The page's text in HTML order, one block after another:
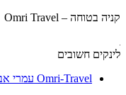
קניה בטוחה – Omri Travel
לינקים חשובים
Omri-Travel עמרי אבידר - מורה דרך